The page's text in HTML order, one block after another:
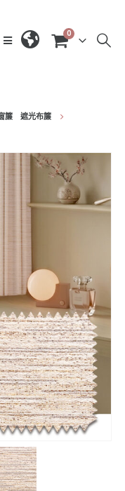
0
簾 遮光布簾